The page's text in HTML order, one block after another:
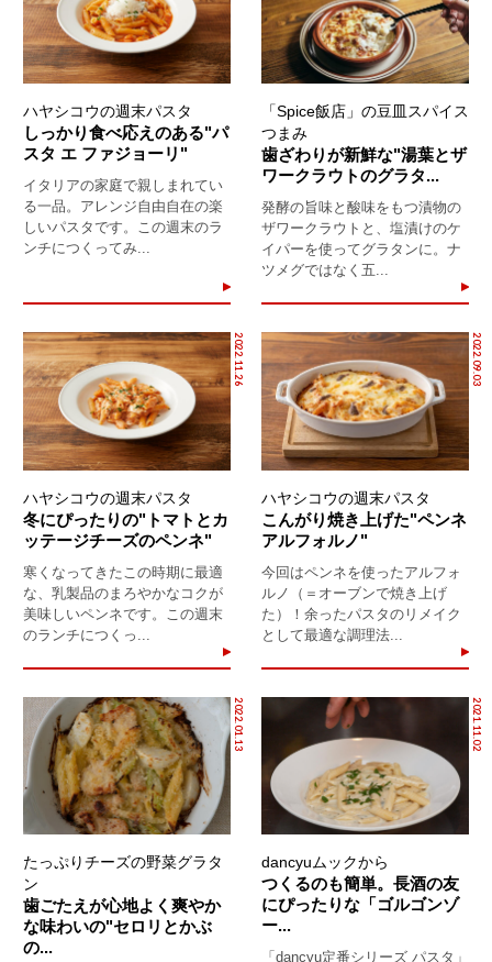
ハヤシコウの週末パスタ
しっかり食べ応えのある"パ
スタ エ ファジョーリ"
イタリアの家庭で親しまれてい
る一品。アレンジ自由自在の楽
しいパスタです。この週末のラ
ンチにつくってみ...
「Spice飯店」の豆皿スパイス
つまみ
歯ざわりが新鮮な"湯葉とザ
ワークラウトのグラタ...
発酵の旨味と酸味をもつ漬物の
ザワークラウトと、塩漬けのケ
イパーを使ってグラタンに。ナ
ツメグではなく五...
2022.11.26
ハヤシコウの週末パスタ
冬にぴったりの"トマトとカ
ッテージチーズのペンネ"
寒くなってきたこの時期に最適
な、乳製品のまろやかなコクが
美味しいペンネです。この週末
のランチにつくっ...
2022.09.03
ハヤシコウの週末パスタ
こんがり焼き上げた"ペンネ
アルフォルノ"
今回はペンネを使ったアルフォ
ルノ（＝オーブンで焼き上げ
た）！余ったパスタのリメイク
として最適な調理法...
2022.01.13
たっぷりチーズの野菜グラタ
ン
歯ごたえが心地よく爽やか
な味わいの"セロリとかぶ
の...
2021.11.02
dancyuムックから
つくるのも簡単。長酒の友
にぴったりな「ゴルゴンゾ
ー...
「dancyu定番シリーズ パスタ」